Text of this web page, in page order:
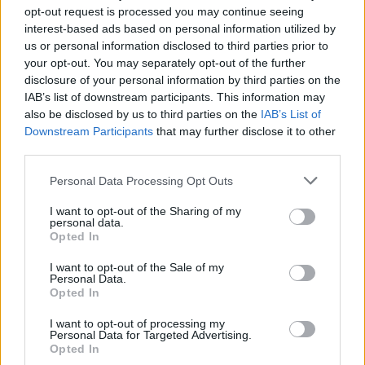
opt-out request is processed you may continue seeing
interest-based ads based on personal information utilized by
us or personal information disclosed to third parties prior to
your opt-out. You may separately opt-out of the further
disclosure of your personal information by third parties on the
IAB’s list of downstream participants. This information may
also be disclosed by us to third parties on the IAB’s List of
Downstream Participants that may further disclose it to other
Personal Data Processing Opt Outs
I want to opt-out of the Sharing of my
personal data.
Opted In
I want to opt-out of the Sale of my
Personal Data.
Opted In
I want to opt-out of processing my
Personal Data for Targeted Advertising.
Opted In
av druvbrist gjorde dig av sädesslag. Därför borde
man kalla dig Demetrius(dvs född av Demeter, eller
två mödrar – som han fortsatt vitsigt också lär ha
menat),inte Dionysos, snarare vetefödd(alltså
ifrån jorden, inte himlen) och Bromus(havre)
Bromius(åskrytare).”